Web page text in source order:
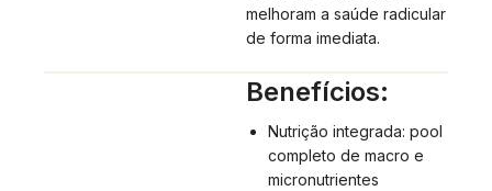
melhoram a saúde radicular
de forma imediata.
Benefícios:
Nutrição integrada: pool
completo de macro e
micronutrientes